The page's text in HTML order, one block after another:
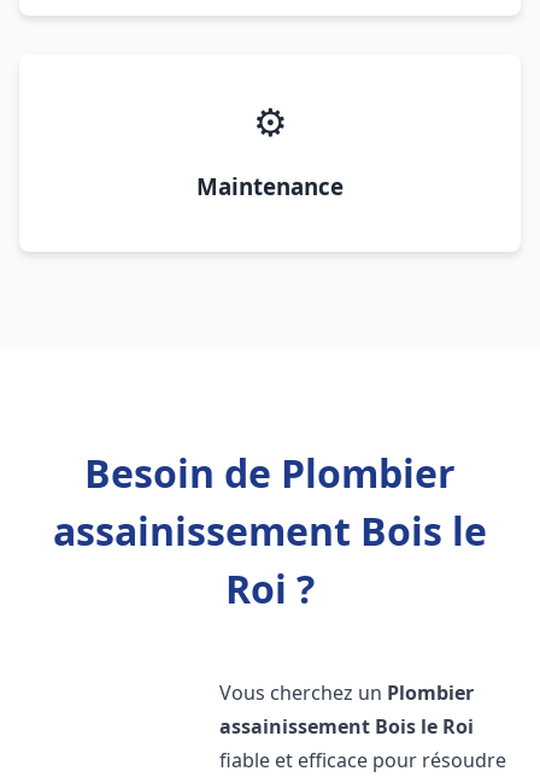
⚙️
Maintenance
Besoin de Plombier
assainissement Bois le
Roi ?
Vous cherchez un Plombier
assainissement Bois le Roi
fiable et efficace pour résoudre